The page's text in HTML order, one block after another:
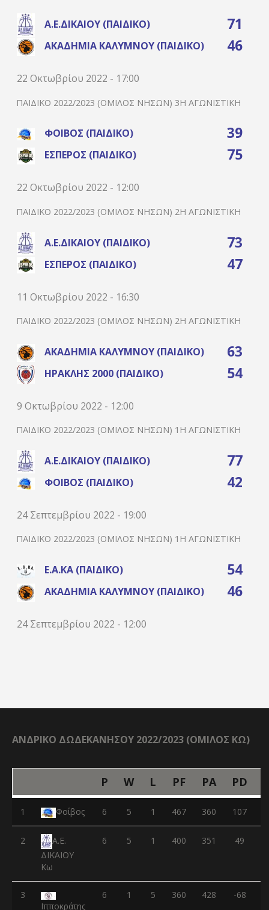
Α.Ε.ΔΙΚΑΊΟΥ (ΠΑΙΔΙΚΌ) 71
ΑΚΑΔΗΜΊΑ ΚΑΛΎΜΝΟΥ (ΠΑΙΔΙΚΌ) 46
22 Οκτωβρίου 2022 - 17:00
ΠΑΙΔΙΚΌ 2022/2023 (ΌΜΙΛΟΣ ΝΉΣΩΝ) 3Η ΑΓΩΝΙΣΤΙΚΉ
ΦΟΊΒΟΣ (ΠΑΙΔΙΚΌ) 39
ΈΣΠΕΡΟΣ (ΠΑΙΔΙΚΌ) 75
22 Οκτωβρίου 2022 - 12:00
ΠΑΙΔΙΚΌ 2022/2023 (ΌΜΙΛΟΣ ΝΉΣΩΝ) 2Η ΑΓΩΝΙΣΤΙΚΉ
Α.Ε.ΔΙΚΑΊΟΥ (ΠΑΙΔΙΚΌ) 73
ΈΣΠΕΡΟΣ (ΠΑΙΔΙΚΌ) 47
11 Οκτωβρίου 2022 - 16:30
ΠΑΙΔΙΚΌ 2022/2023 (ΌΜΙΛΟΣ ΝΉΣΩΝ) 2Η ΑΓΩΝΙΣΤΙΚΉ
ΑΚΑΔΗΜΊΑ ΚΑΛΎΜΝΟΥ (ΠΑΙΔΙΚΌ) 63
ΗΡΑΚΛΉΣ 2000 (ΠΑΙΔΙΚΌ) 54
9 Οκτωβρίου 2022 - 12:00
ΠΑΙΔΙΚΌ 2022/2023 (ΌΜΙΛΟΣ ΝΉΣΩΝ) 1Η ΑΓΩΝΙΣΤΙΚΉ
Α.Ε.ΔΙΚΑΊΟΥ (ΠΑΙΔΙΚΌ) 77
ΦΟΊΒΟΣ (ΠΑΙΔΙΚΌ) 42
24 Σεπτεμβρίου 2022 - 19:00
ΠΑΙΔΙΚΌ 2022/2023 (ΌΜΙΛΟΣ ΝΉΣΩΝ) 1Η ΑΓΩΝΙΣΤΙΚΉ
Ε.Α.ΚΑ (ΠΑΙΔΙΚΌ) 54
ΑΚΑΔΗΜΊΑ ΚΑΛΎΜΝΟΥ (ΠΑΙΔΙΚΌ) 46
24 Σεπτεμβρίου 2022 - 12:00
ΑΝΔΡΙΚΟ ΔΩΔΕΚΑΝΗΣΟΥ 2022/2023 (ΟΜΙΛΟΣ ΚΩ)
P W L PF PA PD
1 Φοίβος 6 5 1 467 360 107
2
Α.Ε.
ΔΙΚΑΙΟΥ
Κω
6 5 1 400 351 49
3
Ιπποκράτης
6 1 5 360 428 -68